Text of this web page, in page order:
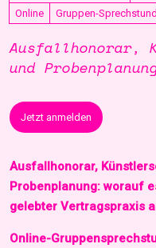
Online
Gruppen-
Ausfallhonorar,
und
Jetzt anmelden
Ausfallhonorar,
Probenplanung: worauf
gelebter Vertragspraxis
Online-